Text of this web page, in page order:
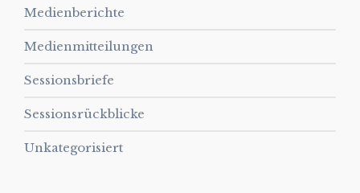
Medienberichte
Medienmitteilungen
Sessionsbriefe
Sessionsrückblicke
Unkategorisiert